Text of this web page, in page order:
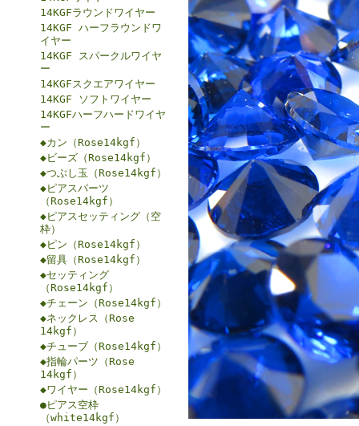
14KGFラウンドワイヤー
14KGF ハーフラウンドワ
イヤー
14KGF スパークルワイヤ
ー
14KGFスクエアワイヤー
14KGF ソフトワイヤー
14KGFハーフハードワイヤ
ー
◆カン（Rose14kgf）
◆ビーズ（Rose14kgf）
◆つぶし玉（Rose14kgf）
◆ピアスパーツ
（Rose14kgf）
◆ピアスセッティング（空
枠）
◆ピン（Rose14kgf）
◆留具（Rose14kgf）
◆セッティング
（Rose14kgf）
◆チェーン（Rose14kgf）
◆ネックレス（Rose
14kgf）
◆チューブ（Rose14kgf）
◆指輪パーツ（Rose
14kgf）
◆ワイヤー（Rose14kgf）
●ピアス空枠
（white14kgf）